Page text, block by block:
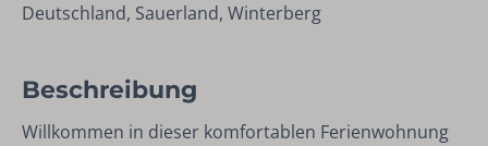
Deutschland, Sauerland, Winterberg
Beschreibung
Willkommen in dieser komfortablen Ferienwohnung